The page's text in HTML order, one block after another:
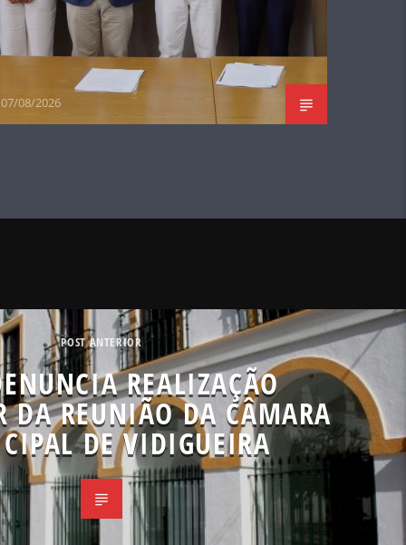
07/08/2026
POST ANTERIOR
REALIZAÇÃO
DA REUNIÃO DA CÂMARA
DE VIDIGUEIRA